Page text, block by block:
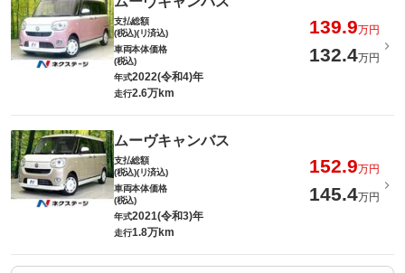
支払総額
(税込)(リ済込)
139.9万円
車両本体価格
(税込)
132.4万円
年式2022(令和4)年
走行2.6万km
ムーヴキャンバス
支払総額
(税込)(リ済込)
152.9万円
車両本体価格
(税込)
145.4万円
年式2021(令和3)年
走行1.8万km